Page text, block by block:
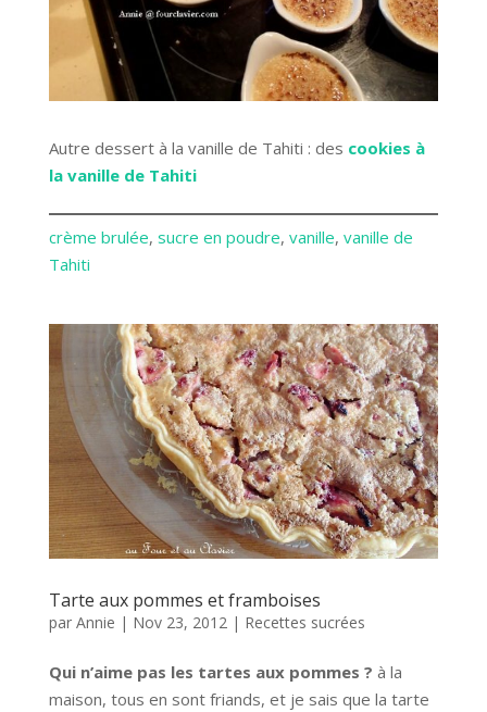
Autre dessert à la vanille de Tahiti : des cookies à
la vanille de Tahiti
crème brulée, sucre en poudre, vanille, vanille de
Tahiti
Tarte aux pommes et framboises
par Annie | Nov 23, 2012| Recettes sucrées
Qui n’aime pas les tartes aux pommes ? à la
maison, tous en sont friands, et je sais que la tarte